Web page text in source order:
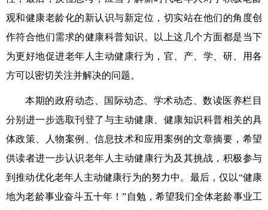
观和健康老龄化的新认识与新定位，切实站在他们的角度创
作符合他们需求的健康科普知识。以上这几个方面都是当下
为更好地促进老年人主动健康行为，官、产、学、研、用各
方可以密切关注并解决的问题。
本期的政府动态、国际动态、学术动态、数读医养栏目
分别进一步选取刊登了与主动健康、健康知识科普相关的具
体政策、人物案例、信息技术和应用案例的文章摘要，希望
供读者进一步认识老年人主动健康行为及其挑战，积极参与
到推动优化老年人主动健康行为的努力中。最后，仅以“健康
地为老龄事业奋斗五十年！”自勉，希望我们全体老龄事业工